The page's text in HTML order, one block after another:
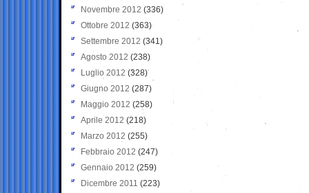
Novembre 2012 (336)
Ottobre 2012 (363)
Settembre 2012 (341)
Agosto 2012 (238)
Luglio 2012 (328)
Giugno 2012 (287)
Maggio 2012 (258)
Aprile 2012 (218)
Marzo 2012 (255)
Febbraio 2012 (247)
Gennaio 2012 (259)
Dicembre 2011 (223)